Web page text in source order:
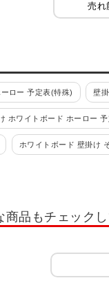
売れ
ロー 予定表(特殊) 壁
ホワイトボード ホーロー 予
ホワイトボード 壁掛け
ド 月予定表 カレンダー 脚
ホワイトボード
商品もチェック